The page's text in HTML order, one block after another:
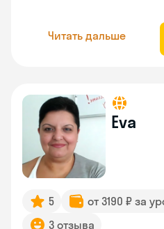
Читать дальше
Eva
5 от 3190 ₽ за
3 отзыва